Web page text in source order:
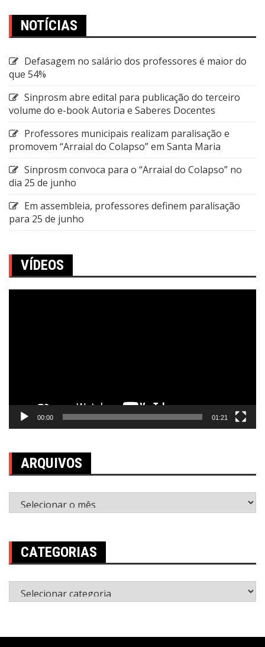
NOTÍCIAS
Defasagem no salário dos professores é maior do
que 54%
Sinprosm abre edital para publicação do terceiro
volume do e-book Autoria e Saberes Docentes
Professores municipais realizam paralisação e
promovem “Arraial do Colapso” em Santa Maria
Sinprosm convoca para o “Arraial do Colapso” no
dia 25 de junho
Em assembleia, professores definem paralisação
para 25 de junho
VÍDEOS
00:00 01:21
ARQUIVOS
Arquivos
CATEGORIAS
Categorias